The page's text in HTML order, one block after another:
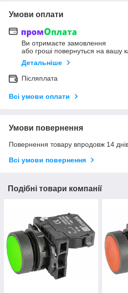
Умови оплати
Ви отримаєте замовлення
або гроші повернуться на вашу
Детальніше
Післяплата
Всі умови оплати
Умови повернення
Повернення товару впродовж 14
Всі умови повернення
Подібні товари компанії